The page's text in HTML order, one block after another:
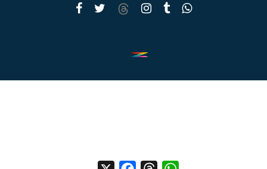
X FacebookThreadsWhatsApp